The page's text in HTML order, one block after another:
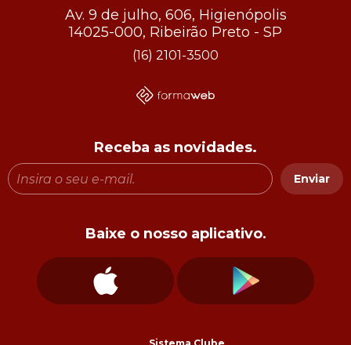
Av. 9 de julho, 606, Higienópolis
14025-000, Ribeirão Preto - SP
(16) 2101-3500
Receba as novidades.
Enviar
Baixe o nosso aplicativo.